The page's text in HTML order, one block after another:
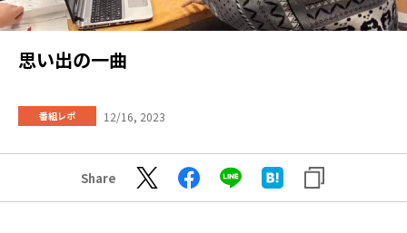
思い出の一曲
番組レポ 12/16, 2023
Share